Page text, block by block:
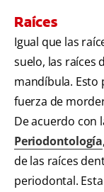
Raíces
Igual que las
suelo, las raíces
mandíbula. Esto
fuerza de
De acuerdo con
Periodontología
de las raíces
periodontal.